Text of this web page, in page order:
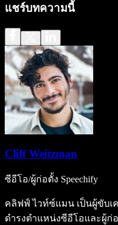
แชร์บทความนี้
Cliff Weitzman
ซีอีโอ/ผู้ก่อตั้ง Speechify
คลิฟฟ์ ไวท์ซ์แมน เป็นผู้ขับเ
ดำรงตำแหน่งซีอีโอและผู้ก่